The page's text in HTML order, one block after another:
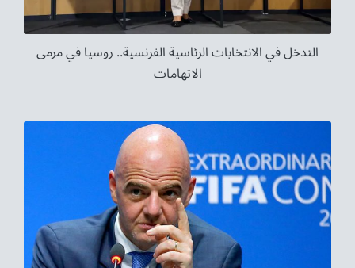
التدخل في الانتخابات الرئاسية الفرنسية.. روسيا في مرمى
الاتهامات